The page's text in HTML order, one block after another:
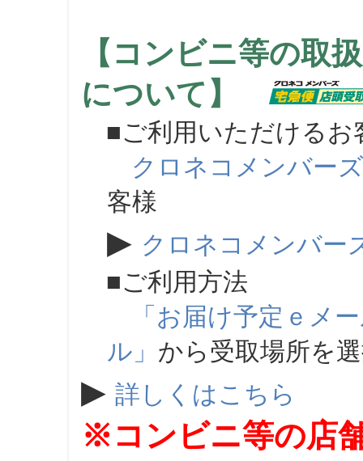
【コンビニ等の取
について】
■ご利用いただけるお
クロネコメンバーズ
客様
▶ クロネコメンバー
■ご利用方法
「お届け予定ｅメ
ル」 から受取場所を
▶ 詳しくはこちら
※コンビニ等の店